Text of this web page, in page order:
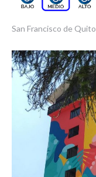
San Francisco de Quito